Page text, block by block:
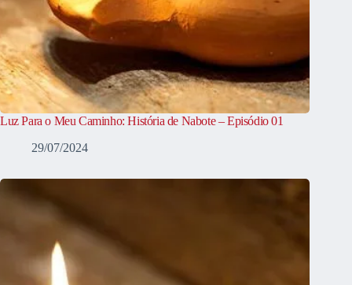
Luz Para o Meu Caminho: História de Nabote – Episódio 01
29/07/2024